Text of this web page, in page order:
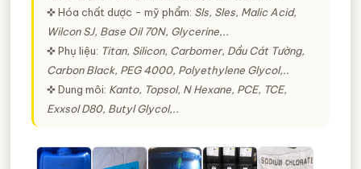
✜ Hóa chất dược - mỹ phẩm: Sls, Sles, Malic Acid,
Wilcon SJ, Base Oil 70N, Glycerine,..
✜ Phụ liệu: Titan, Silicon, Carbomer, Dầu Cát Tường,
Carbon Black, PEG 4000, Polyethylene Glycol,..
✜ Dung môi: Kanto, Topsol, N Hexane, PCE, TCE,
Exxsol D80, Butyl Glycol,..